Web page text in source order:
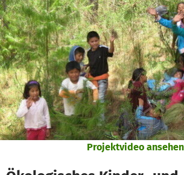
Zum Hauptinhalt springen
Erklärung zur Barrierefreiheit anzeigen
Projektvideo ansehen